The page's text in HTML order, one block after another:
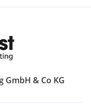
& Co KG